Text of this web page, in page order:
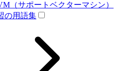
（サポートベクターマシン）
の用語集